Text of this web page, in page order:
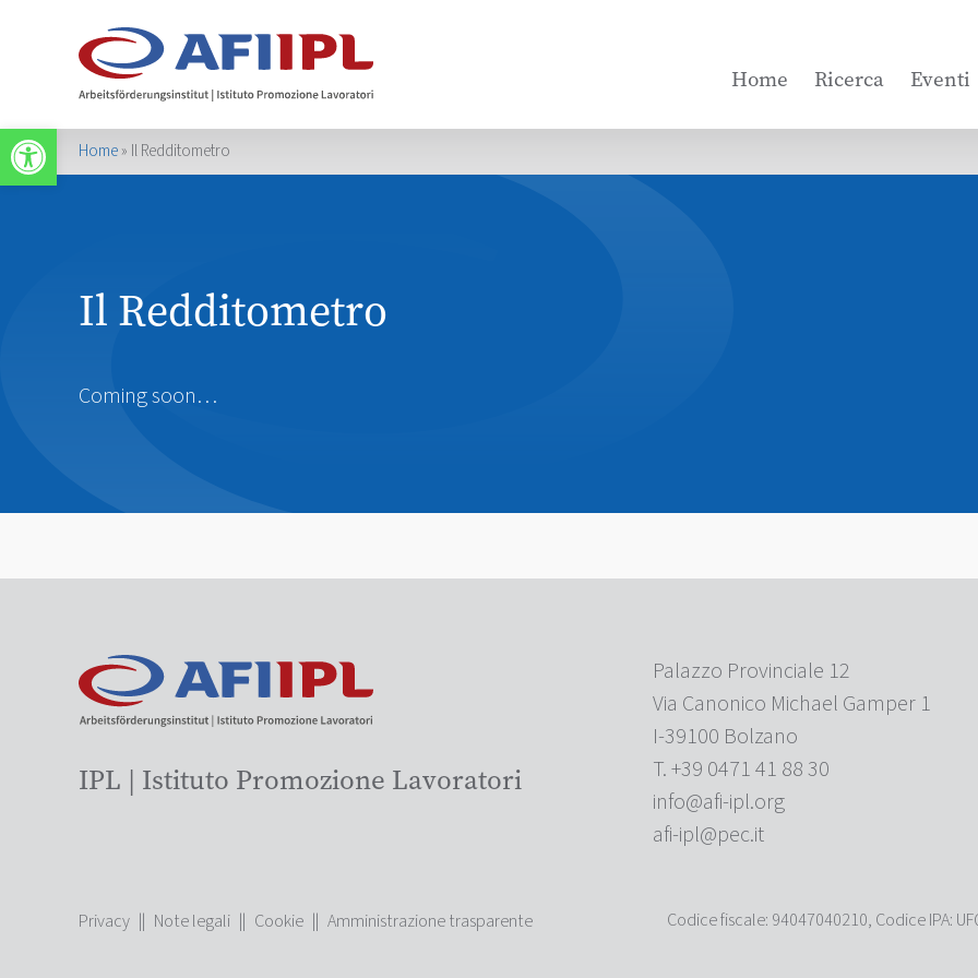
Apri la barra degli strumenti
Home Ricerca Eventi
Home» Il Redditometro
Il Redditometro
Coming soon…
IPL | Istituto Promozione Lavoratori
Palazzo Provinciale 12
Via Canonico Michael Gamper 1
I-39100 Bolzano
T. +39 0471 41 88 30
info@afi-ipl.org
afi-ipl@pec.it
Privacy || Note legali || Cookie || Amministrazione trasparente Codice fiscale: 94047040210, Codice IPA: